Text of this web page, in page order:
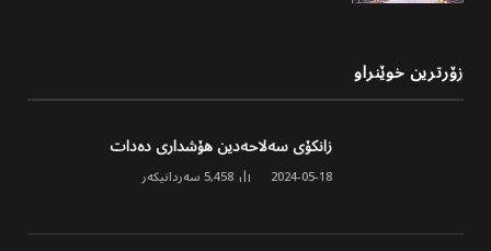
زۆرترین خوێنراو
زانکۆی سەلاحەدین هۆشداری دەدات
2024-05-18
5,458 سەردانیکەر